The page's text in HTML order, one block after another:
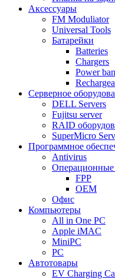
Аксессуары
FM Moduliator
Universal Tools
Батарейки
Batteries
Chargers
Power
Серверное
DELL Servers
Fujitsu server
RAID
SuperMicro
Программное
Antivirus
Операционные
FPP
OEM
Офис
Компьютеры
All in One PC
Apple iMAC
MiniPC
PC
Автотовары
EV Charging